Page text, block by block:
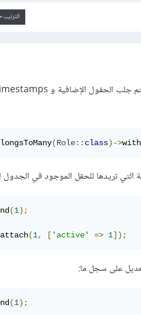
(Role:: class)->
تريدها للحقل الموجود في الجدول
(1);
attach(1, [ 'active' => 1]);
(1);